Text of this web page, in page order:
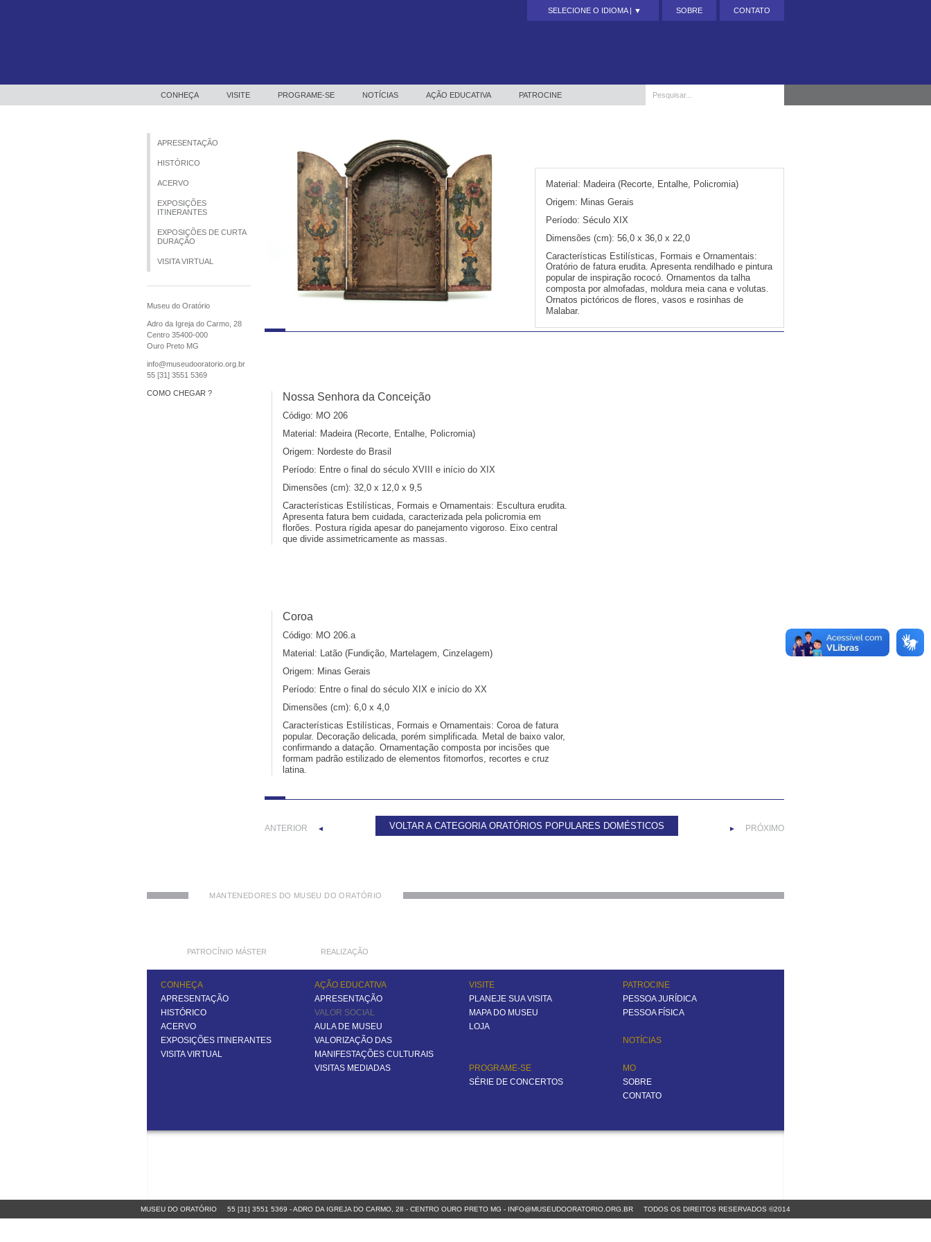
SOBRE CONTATO
SELECIONE O IDIOMA | ▼
CONHEÇA VISITE PROGRAME-SE NOTÍCIAS AÇÃO EDUCATIVA PATROCINE
APRESENTAÇÃO
HISTÓRICO
ACERVO
EXPOSIÇÕES
ITINERANTES
EXPOSIÇÕES DE CURTA
DURAÇÃO
VISITA VIRTUAL
Museu do Oratório
Adro da Igreja do Carmo, 28
Centro 35400-000
Ouro Preto MG
info@museudooratorio.org.br
55 [31] 3551 5369
COMO CHEGAR ?
Material: Madeira (Recorte, Entalhe, Policromia)
Origem: Minas Gerais
Período: Século XIX
Dimensões (cm): 56,0 x 36,0 x 22,0
Características Estilísticas, Formais e Ornamentais:
Oratório de fatura erudita. Apresenta rendilhado e pintura
popular de inspiração rococó. Ornamentos da talha
composta por almofadas, moldura meia cana e volutas.
Ornatos pictóricos de flores, vasos e rosinhas de
Malabar.
Nossa Senhora da Conceição
Código: MO 206
Material: Madeira (Recorte, Entalhe, Policromia)
Origem: Nordeste do Brasil
Período: Entre o final do século XVIII e início do XIX
Dimensões (cm): 32,0 x 12,0 x 9,5
Características Estilísticas, Formais e Ornamentais: Escultura erudita.
Apresenta fatura bem cuidada, caracterizada pela policromia em
florões. Postura rígida apesar do panejamento vigoroso. Eixo central
que divide assimetricamente as massas.
Coroa
Código: MO 206.a
Material: Latão (Fundição, Martelagem, Cinzelagem)
Origem: Minas Gerais
Período: Entre o final do século XIX e início do XX
Dimensões (cm): 6,0 x 4,0
Características Estilísticas, Formais e Ornamentais: Coroa de fatura
popular. Decoração delicada, porém simplificada. Metal de baixo valor,
confirmando a datação. Ornamentação composta por incisões que
formam padrão estilizado de elementos fitomorfos, recortes e cruz
latina.
ANTERIOR ◄ ► PRÓXIMO
VOLTAR A CATEGORIA ORATÓRIOS POPULARES DOMÉSTICOS
MANTENEDORES DO MUSEU DO ORATÓRIO
PATROCÍNIO MÁSTER REALIZAÇÃO
CONHEÇA
APRESENTAÇÃO
HISTÓRICO
ACERVO
EXPOSIÇÕES ITINERANTES
VISITA VIRTUAL
AÇÃO EDUCATIVA
APRESENTAÇÃO
VALOR SOCIAL
AULA DE MUSEU
VALORIZAÇÃO DAS
MANIFESTAÇÕES CULTURAIS
VISITAS MEDIADAS
VISITE
PLANEJE SUA VISITA
MAPA DO MUSEU
LOJA
PATROCINE
PESSOA JURÍDICA
PESSOA FÍSICA
NOTÍCIAS
PROGRAME-SE
SÉRIE DE CONCERTOS
MO
SOBRE
CONTATO
MUSEU DO ORATÓRIO 55 [31] 3551 5369 -ADRO DA IGREJA DO CARMO, 28 - CENTRO OURO PRETO MG - INFO@MUSEUDOORATORIO.ORG.BR TODOS OS DIREITOS RESERVADOS ©2014